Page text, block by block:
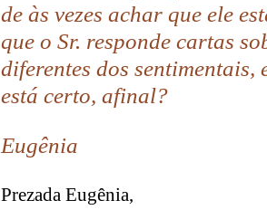
de às vezes achar que ele
que o Sr. responde cartas
diferentes dos sentimentais,
está certo, afinal?
Eugênia
Prezada Eugênia,